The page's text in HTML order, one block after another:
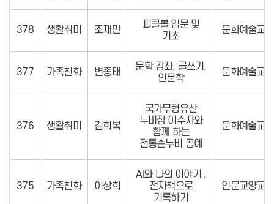
378 생활취미 조재만
피클볼 입문 및
기초
문화예술교육
377 가족친화 변종태
문학 강좌, 글쓰기,
인문학
문화예술교육
376 생활취미 김희복
국가무형유산
누비장 이수자와
함께 하는
전통손누비 공예
문화예술교육
375 가족친화 이상희
AI와 나의 이야기 ,
전자책으로
기록하기
인문교양교육